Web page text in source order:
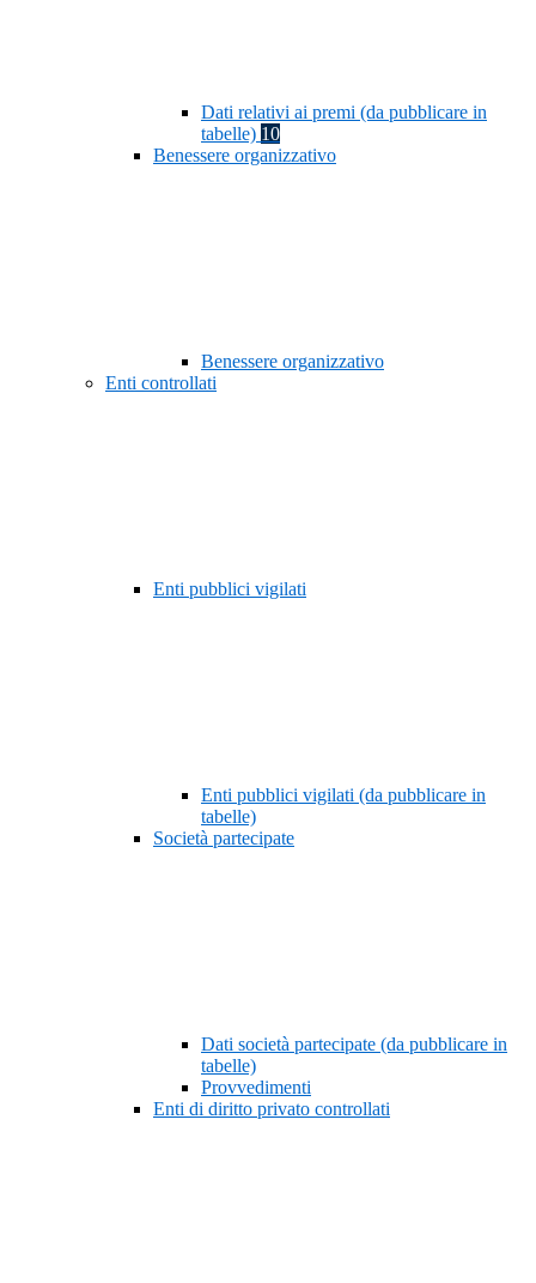
Dati relativi ai premi (da pubblicare in
tabelle) 10
Benessere organizzativo
Benessere organizzativo
Enti controllati
Enti pubblici vigilati
Enti pubblici vigilati (da pubblicare in
tabelle)
Società partecipate
Dati società partecipate (da pubblicare in
tabelle)
Provvedimenti
Enti di diritto privato controllati